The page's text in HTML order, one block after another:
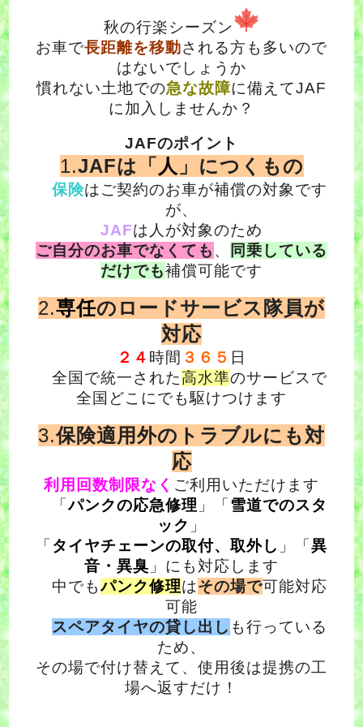
秋の行楽シーズン
お車で長距離を移動される方も多いので
はないでしょうか
慣れない土地での急な故障に備えてJAF
に加入しませんか？
JAFのポイント
1.JAFは「 人 」につくもの
保険はご契約のお車が補償の対象です
が、
JAFは人が対象のため
ご自分のお車でなくても 、
同乗している
だけでも補償可能です
2.専任のロードサービス隊員が
対応
２４ 時間 ３６５ 日
全国で統一された高水準のサービスで
全国どこにでも駆けつけます
3.保険適用外のトラブルにも対
応
利用回数制限なく ご利用いただけます
「パンクの応急修理 」「 雪道でのスタ
ック 」
「 タイヤチェーンの取付、取外し 」「 異
音・異臭 」にも対応します
中でもパンク修理はその場で可能対応
可能
スペアタイヤの貸し出し も行っている
ため、
その場で付け替えて、使用後は提携の工
場へ返すだけ！